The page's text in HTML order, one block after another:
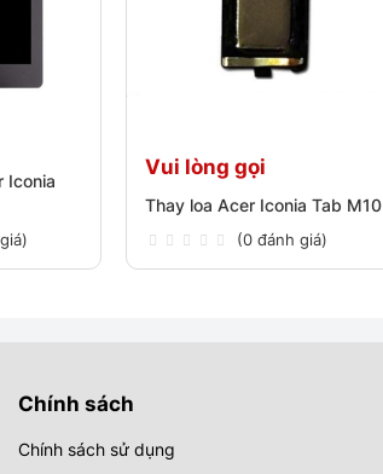
Iconia
Vui lòng gọi
Thay loa Acer Iconia Tab M10
(0 đánh giá)
Chính sách
Chính sách sử dụng